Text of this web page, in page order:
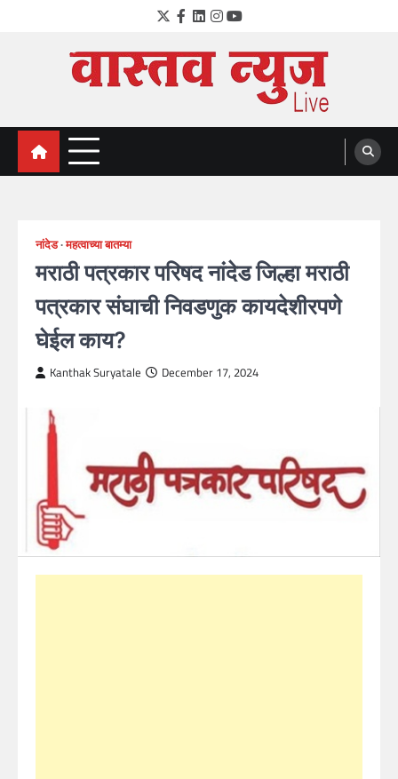
Twitter
Facebook
LinkedIn
Instagram
YouTube
VastavNEWSLive.com
a leading NEWS portal of Maharahstra
नांदेड महत्वाच्या बातम्या
मराठी पत्रकार परिषद नांदेड जिल्हा मराठी
पत्रकार संघाची निवडणुक कायदेशीरपणे
घेईल काय?
Kanthak Suryatale December 17, 2024